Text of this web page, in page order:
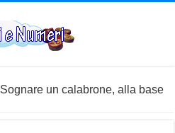
Sognare un calabrone, alla base